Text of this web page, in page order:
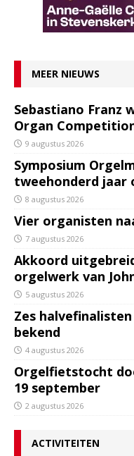
MEER NIEUWS
Sebastiano
Organ
9 augustus 2026
Symposium
tweehonderd jaar
8 augustus 2026
Vier organisten
7 augustus 2026
Akkoord
orgelwerk van
5 augustus 2026
Zes
bekend
4 augustus 2026
Orgelfietstocht
19 september
2 augustus 2026
ACTIVITEITEN